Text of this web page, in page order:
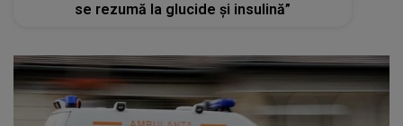
se rezumă la glucide și insulină”